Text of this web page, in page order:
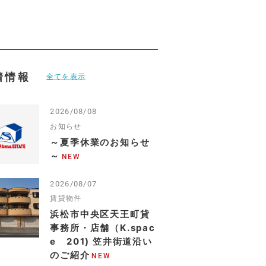
情報 全てを表示
2026/08/08
お知らせ
～夏季休業のお知らせ
～
2026/08/07
賃貸物件
浜松市中央区天王町貸
事務所・店舗（K.spac
e 201) 笠井街道沿い
のご紹介